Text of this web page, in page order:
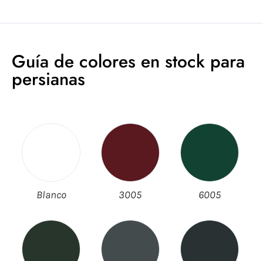
Guía de colores en stock para
persianas
Blanco 3005 6005